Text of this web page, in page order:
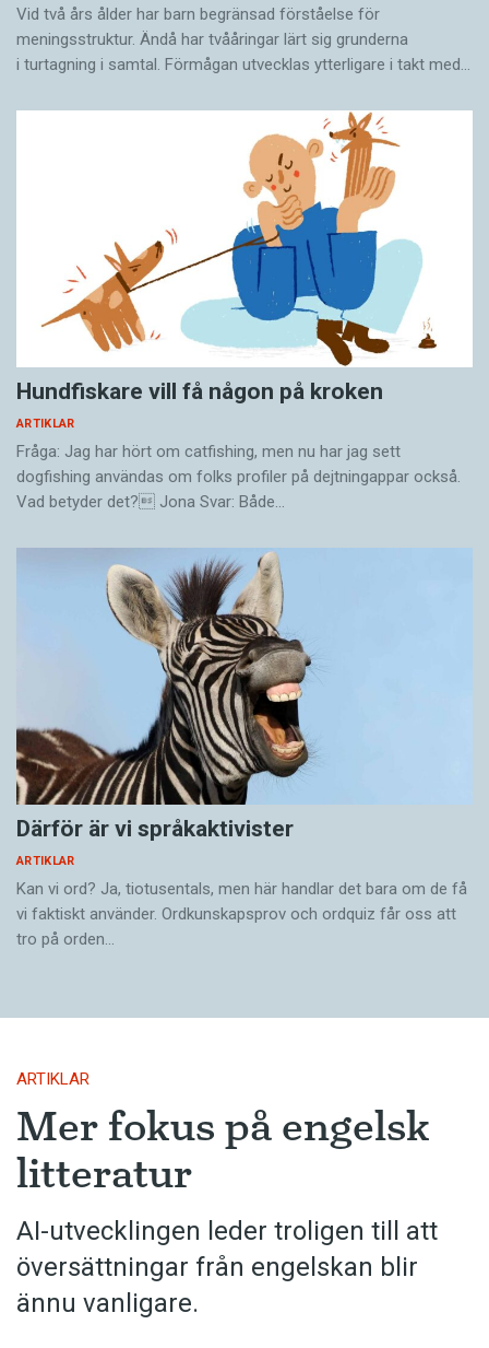
Språkvårdens uppgift är att skapa ett så
demokratiskt språk som möjligt för så många
som möjligt, säger hon.
Både språkvården och språkpolitiken står inför
en rad utmaningar. Den tekniska utvecklingen
kommer också att prägla språkutvecklingen –
även om Lena Lind Palicki i dag tycker att det
är svårt att säga exakt hur.
– Dom brännande frågorna nu är det
flerspråkiga samhället och hur vi tar tillvara
både individers och samhällets flerspråkighet
på bästa sätt. Men det finns en rad andra frågor
som är högaktuella. Vad gör till exempel AI
med vår skrivkompetens? Är det så att vi inte
kommer att behöva skrivundervisning på
samma sätt längre för att vi har chattrobotar
som kan skriva åt oss eller rätta våra texter?
Och vad genererar det för texter? Hur påverkar
tekniken vårt sätt att kommunicera?
Lena Lind Palicki tillträder i augusti. Hon
efterträder Harriet Kowalski som har blivit chef
för Språkcentrum för nationella
minoritetsspråk, en ny avdelning inom Institutet
för språk och folkminnen.
Vid två års ålder har barn begränsad förståelse för
meningsstruktur. Ändå har tvååringar lärt sig grunderna
i turtagning i samtal. Förmågan utvecklas ytterligare i takt med…
Hundfiskare vill få någon på kroken
ARTIKLAR
Fråga: Jag har hört om catfishing, men nu har jag sett
dogfishing användas om folks profiler på dejtningappar också.
Vad betyder det? Jona Svar: Både…
Därför är vi språkaktivister
ARTIKLAR
Kan vi ord? Ja, tiotusentals, men här handlar det bara om de få
vi faktiskt använder. Ordkunskapsprov och ordquiz får oss att
tro på orden…
ARTIKLAR
Mer fokus på engelsk
litteratur
AI-utvecklingen leder troligen till att
översättningar från engelskan blir
ännu vanligare.